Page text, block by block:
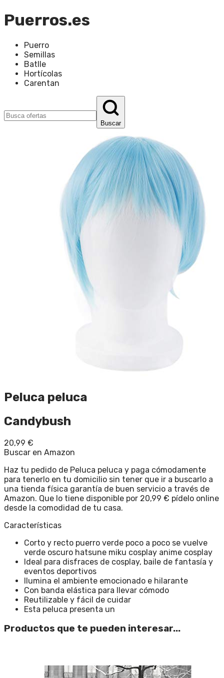
Puerros.es
Puerro
Semillas
Batlle
Hortícolas
Carentan
Buscar
Peluca peluca
Candybush
20,99 €
Buscar en Amazon
Haz tu pedido de Peluca peluca y paga cómodamente
para tenerlo en tu domicilio sin tener que ir a buscarlo a
una tienda física garantía de buen servicio a través de
Amazon. Que lo tiene disponible por 20,99 € pídelo online
desde la comodidad de tu casa.
Características
Corto y recto puerro verde poco a poco se vuelve
verde oscuro hatsune miku cosplay anime cosplay
Ideal para disfraces de cosplay, baile de fantasía y
eventos deportivos
Ilumina el ambiente emocionado e hilarante
Con banda elástica para llevar cómodo
Reutilizable y fácil de cuidar
Esta peluca presenta un
Productos que te pueden interesar...